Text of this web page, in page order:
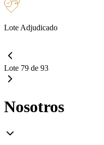
Lote Adjudicado
Lote 79 de 93
Nosotros